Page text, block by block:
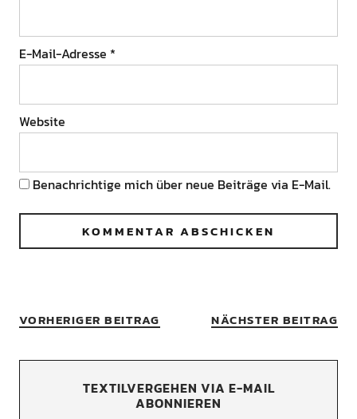
E-Mail-Adresse *
Website
Benachrichtige mich über neue Beiträge via E-Mail.
VORHERIGER BEITRAG NÄCHSTER BEITRAG
TEXTILVERGEHEN VIA E-MAIL
ABONNIEREN